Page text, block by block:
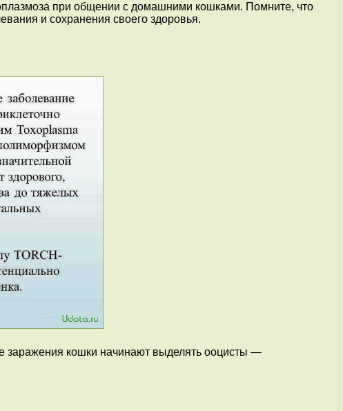
при общении с домашними кошками. Помните, что
и сохранения своего здоровья.
заражения кошки начинают выделять ооцисты —